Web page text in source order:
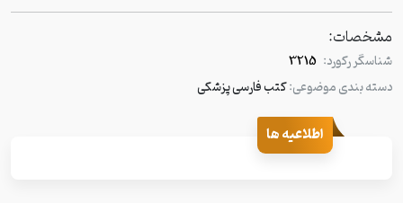
مشخصات:
شناسگر رکورد: 3215
دسته بندی موضوعی:کتب فارسی پزشکی
اطلاعیه ها